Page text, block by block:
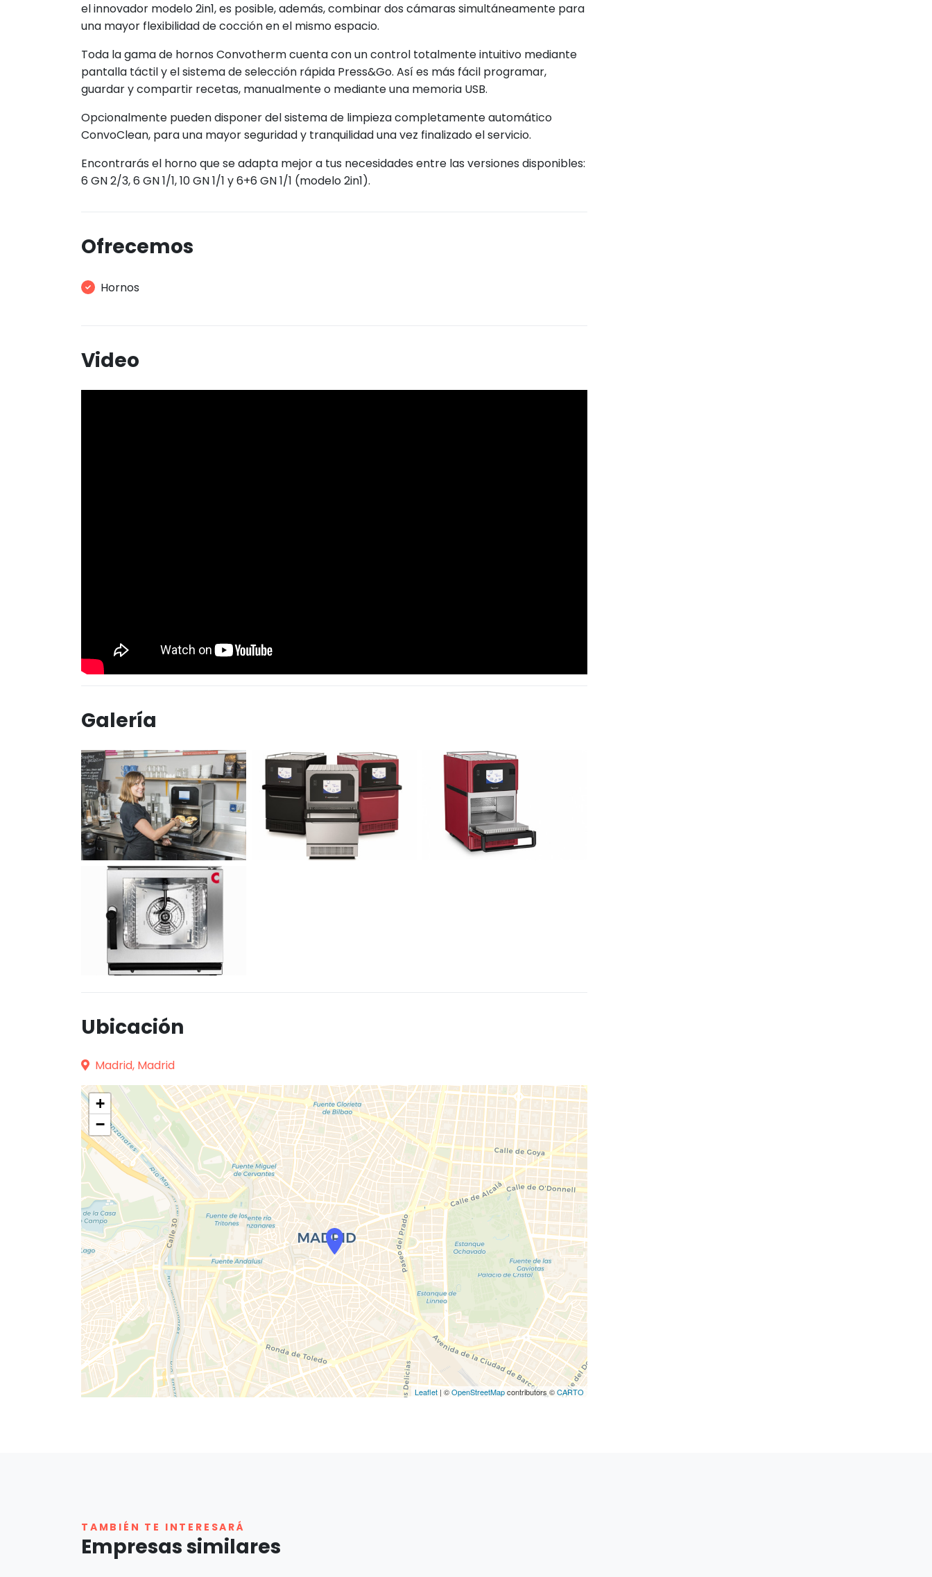
el innovador modelo 2in1, es posible, además, combinar dos cámaras simultáneamente para
una mayor flexibilidad de cocción en el mismo espacio.
Toda la gama de hornos Convotherm cuenta con un control totalmente intuitivo mediante
pantalla táctil y el sistema de selección rápida Press&Go. Así es más fácil programar,
guardar y compartir recetas, manualmente o mediante una memoria USB.
Opcionalmente pueden disponer del sistema de limpieza completamente automático
ConvoClean, para una mayor seguridad y tranquilidad una vez finalizado el servicio.
Encontrarás el horno que se adapta mejor a tus necesidades entre las versiones disponibles:
6 GN 2/3, 6 GN 1/1, 10 GN 1/1 y 6+6 GN 1/1 (modelo 2in1).
Ofrecemos
Hornos
Video
Galería
Ubicación
Madrid, Madrid
+
−
Leaflet | ©OpenStreetMapcontributors ©CARTO
TAMBIÉN TE INTERESARÁ
Empresas similares